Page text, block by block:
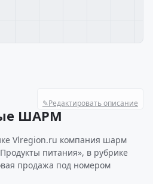
✎Редактировать описание
ШАРМ
Vlregion.ru компания шарм
питания», в рубрике
продажа под номером